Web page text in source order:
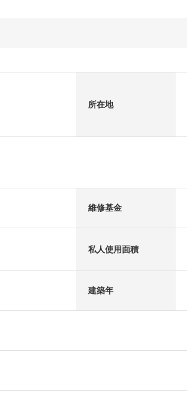
所在地
維修基金
私人使用面積
建築年